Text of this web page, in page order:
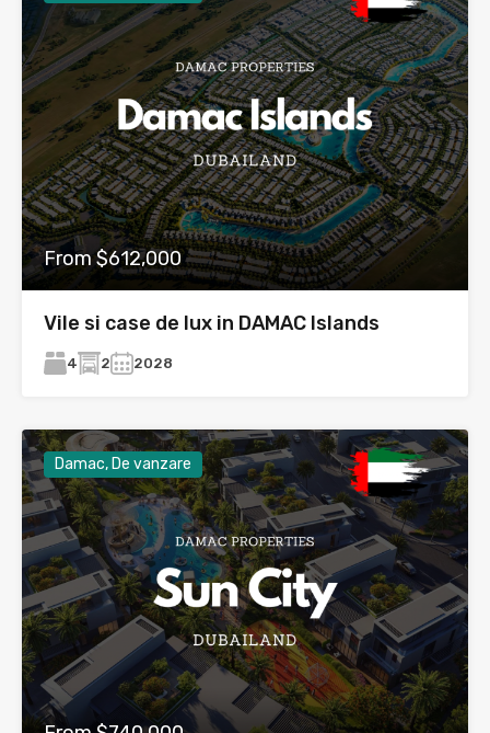
From $612,000
Vile si case de lux in DAMAC Islands
4 2 2028
Damac, De vanzare